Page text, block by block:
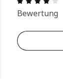
Bewertung